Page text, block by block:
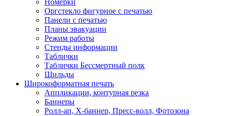
Номерки
Оргстекло фигурное с печатью
Панели с печатью
Планы эвакуации
Режим работы
Стенды информации
Таблички
Таблички Бессмертный полк
Шильды
Широкоформатная печать
Аппликации, контурная резка
Баннеры
Ролл-ап, X-баннер, Пресс-волл, Фотозона